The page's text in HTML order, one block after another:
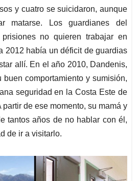
y cuatro se suicidaron, aunque
matarse. Los guardianes del
no quieren trabajar en
2012 había un déficit de guardias
allí. En el año 2010, Dandenis,
buen comportamiento y sumisión,
seguridad en la Costa Este de
partir de ese momento, su mamá y
tantos años de no hablar con él,
de ir a visitarlo.